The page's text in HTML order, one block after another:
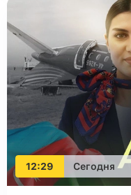
12:29 Сегодня